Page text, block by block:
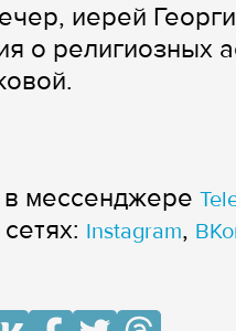
иерей
о религиозных
в мессенджере
Instagram,